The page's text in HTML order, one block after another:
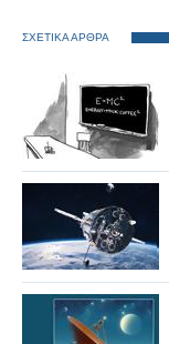
ΣΧΕΤΙΚΑ ΑΡΘΡΑ